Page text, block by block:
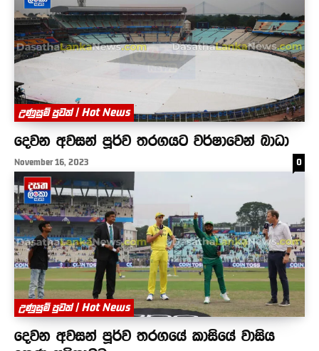
උණුසුම් පුවත් | Hot News
දෙවන අවසන් පූර්ව තරගයට වර්ෂාවෙන් බාධා
November 16, 2023 0
උණුසුම් පුවත් | Hot News
දෙවන අවසන් පූර්ව තරගයේ කාසියේ වාසිය